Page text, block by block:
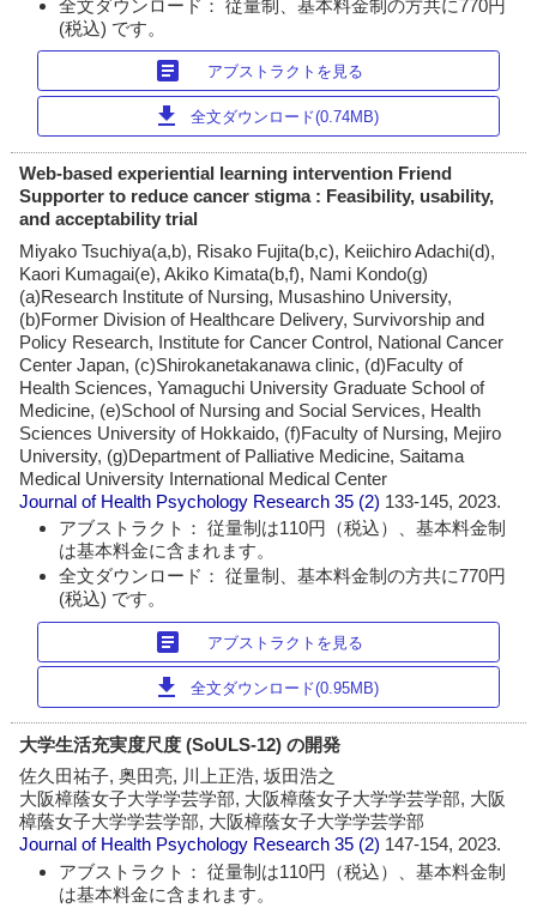
全文ダウンロード： 従量制、基本料金制の方共に770円
(税込) です。
article アブストラクトを見る
download 全文ダウンロード(0.74MB)
Web-based experiential learning intervention Friend
Supporter to reduce cancer stigma : Feasibility, usability,
and acceptability trial
Miyako Tsuchiya(a,b), Risako Fujita(b,c), Keiichiro Adachi(d),
Kaori Kumagai(e), Akiko Kimata(b,f), Nami Kondo(g)
(a)Research Institute of Nursing, Musashino University,
(b)Former Division of Healthcare Delivery, Survivorship and
Policy Research, Institute for Cancer Control, National Cancer
Center Japan, (c)Shirokanetakanawa clinic, (d)Faculty of
Health Sciences, Yamaguchi University Graduate School of
Medicine, (e)School of Nursing and Social Services, Health
Sciences University of Hokkaido, (f)Faculty of Nursing, Mejiro
University, (g)Department of Palliative Medicine, Saitama
Medical University International Medical Center
Journal of Health Psychology Research 35 (2) 133-145, 2023.
アブストラクト： 従量制は110円（税込）、基本料金制
は基本料金に含まれます。
全文ダウンロード： 従量制、基本料金制の方共に770円
(税込) です。
article アブストラクトを見る
download 全文ダウンロード(0.95MB)
大学生活充実度尺度 (SoULS-12) の開発
佐久田祐子, 奥田亮, 川上正浩, 坂田浩之
大阪樟蔭女子大学学芸学部, 大阪樟蔭女子大学学芸学部, 大阪
樟蔭女子大学学芸学部, 大阪樟蔭女子大学学芸学部
Journal of Health Psychology Research 35 (2) 147-154, 2023.
アブストラクト： 従量制は110円（税込）、基本料金制
は基本料金に含まれます。